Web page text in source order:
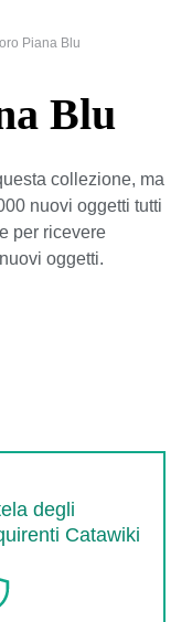
Piana Blu
Blu
collezione, ma
nuovi oggetti tutti
per ricevere
oggetti.
degli
Catawiki